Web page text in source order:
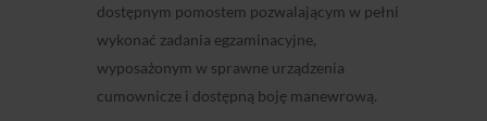
dostępnym pomostem pozwalającym w pełni
wykonać zadania egzaminacyjne,
wyposażonym w sprawne urządzenia
cumownicze i dostępną boję manewrową.